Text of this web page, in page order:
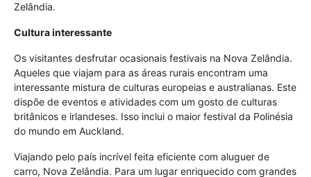
Zelândia.
Cultura interessante
Os visitantes desfrutar ocasionais festivais na Nova Zelândia.
Aqueles que viajam para as áreas rurais encontram uma
interessante mistura de culturas europeias e australianas. Este
dispõe de eventos e atividades com um gosto de culturas
britânicos e irlandeses. Isso inclui o maior festival da Polinésia
do mundo em Auckland.
Viajando pelo país incrível feita eficiente com aluguer de
carro, Nova Zelândia. Para um lugar enriquecido com grandes